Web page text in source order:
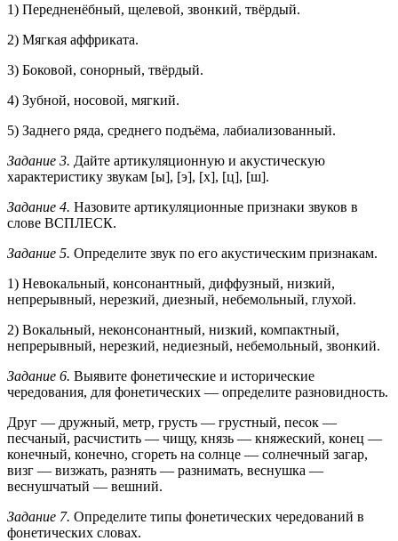
1) Передненёбный, щелевой, звонкий, твёрдый.
2) Мягкая аффриката.
3) Боковой, сонорный, твёрдый.
4) Зубной, носовой, мягкий.
5) Заднего ряда, среднего подъёма, лабиализованный.
Задание 3. Дайте артикуляционную и акустическую
характеристику звукам [ы], [э], [х], [ц], [ш].
Задание 4. Назовите артикуляционные признаки звуков в
слове ВСПЛЕСК.
Задание 5. Определите звук по его акустическим признакам.
1) Невокальный, консонантный, диффузный, низкий,
непрерывный, нерезкий, диезный, небемольный, глухой.
2) Вокальный, неконсонантный, низкий, компактный,
непрерывный, нерезкий, недиезный, небемольный, звонкий.
Задание 6. Выявите фонетические и исторические
чередования, для фонетических — определите разновидность.
Друг — дружный, метр, грусть — грустный, песок —
песчаный, расчистить — чищу, князь — княжеский, конец —
конечный, конечно, сгореть на солнце — солнечный загар,
визг — визжать, разнять — разнимать, веснушка —
веснушчатый — вешний.
Задание 7. Определите типы фонетических чередований в
фонетических словах.